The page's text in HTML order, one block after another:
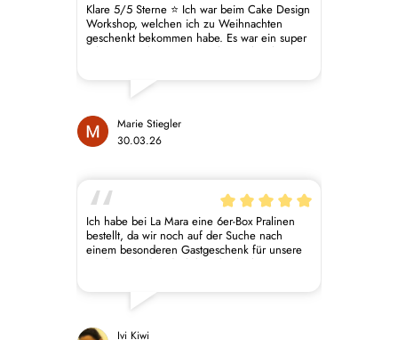
Klare 5/5 Sterne ⭐️ Ich war beim Cake Design
Workshop, welchen ich zu Weihnachten
geschenkt bekommen habe. Es war ein super
schöner Nachmittag mit vielen praktischen
die Torte nachgebacken und es hat prima
funktioniert. 🥳 Tamara & Fiona haben den
letzter Kurs bei euch. 🥰
Marie Stiegler
30.03.26
Ich habe bei La Mara eine 6er-Box Pralinen
bestellt, da wir noch auf der Suche nach
einem besonderen Gastgeschenk für unsere
Hochzeit sind und ich bin absolut begeistert!
aus, sondern schmecken auch unglaublich
lecker und hochwertig. Jede Sorte war ein
wie viel Liebe und Qualität dahintersteckt. Für
Ivi Kiwi